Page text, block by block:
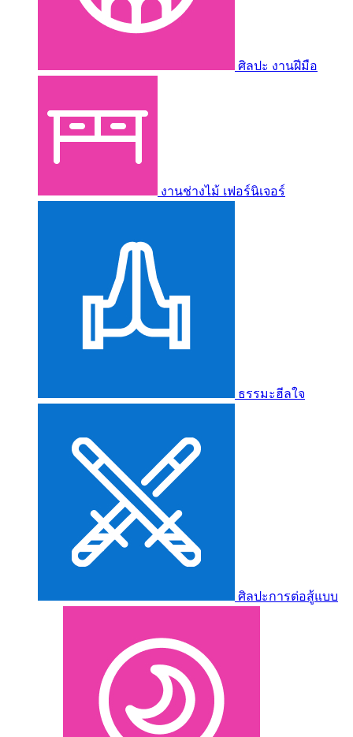
ศิลปะ งานฝีมือ
งานช่างไม้ เฟอร์นิเจอร์
ธรรมะฮีลใจ
ศิลปะการต่อสู้แบบ